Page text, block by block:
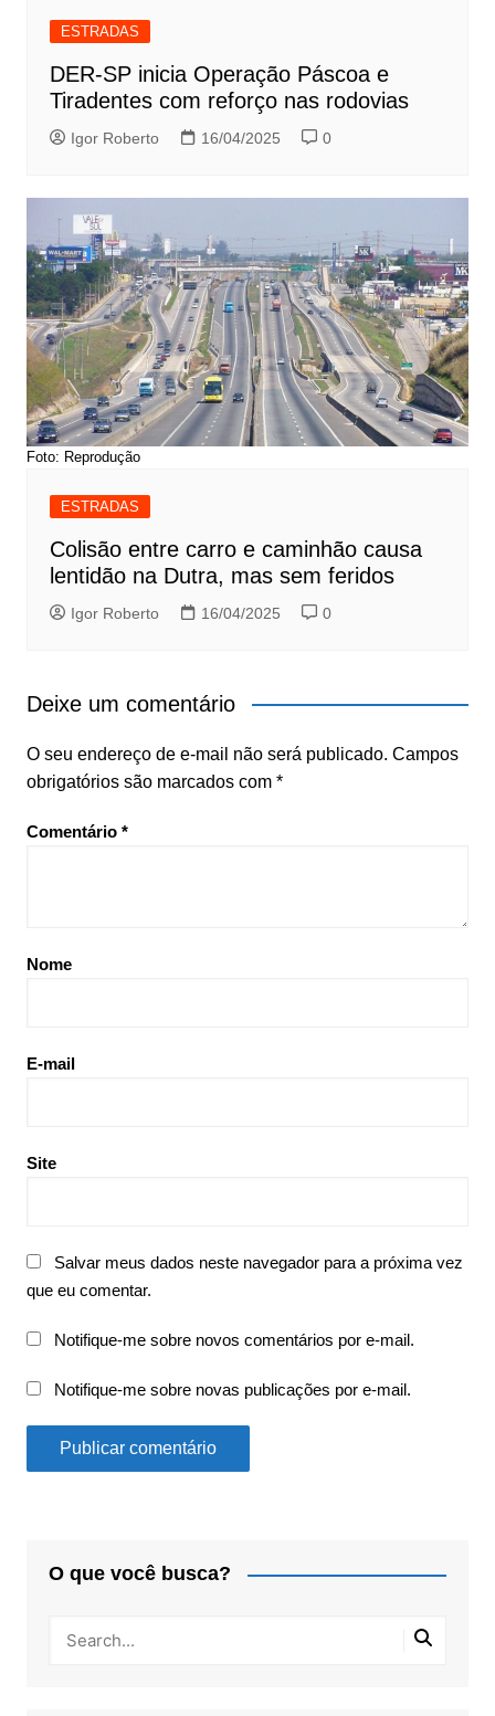
ESTRADAS
DER-SP inicia Operação Páscoa e
Tiradentes com reforço nas rodovias
Igor Roberto 16/04/2025 0
Foto: Reprodução
ESTRADAS
Colisão entre carro e caminhão causa
lentidão na Dutra, mas sem feridos
Igor Roberto 16/04/2025 0
Deixe um comentário
O seu endereço de e-mail não será publicado. Campos
obrigatórios são marcados com *
Comentário *
Nome
E-mail
Site
Salvar meus dados neste navegador para a próxima vez
que eu comentar.
Notifique-me sobre novos comentários por e-mail.
Notifique-me sobre novas publicações por e-mail.
O que você busca?